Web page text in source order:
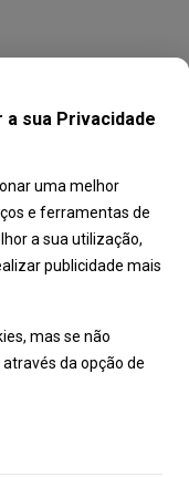
sua Privacidade
uma melhor
e ferramentas de
a sua utilização,
publicidade mais
mas se não
da opção de